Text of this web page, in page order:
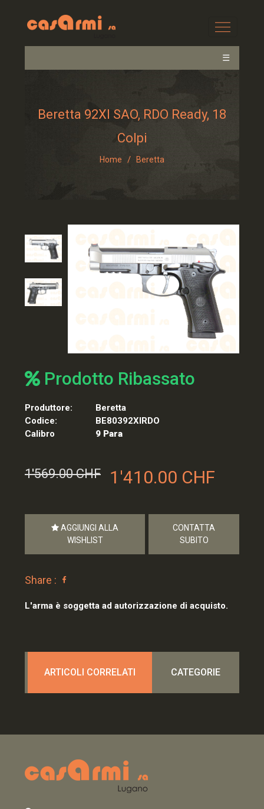
☰
Beretta 92XI SAO, RDO Ready, 18
Colpi
Home / Beretta
Prodotto Ribassato
Produttore:
Beretta
Codice:
BE80392XIRDO
Calibro
9 Para
1'569.00 CHF 1'410.00 CHF
AGGIUNGI ALLA
WISHLIST
CONTATTA
SUBITO
Share :
L'arma è soggetta ad autorizzazione di acquisto.
ARTICOLI CORRELATI CATEGORIE